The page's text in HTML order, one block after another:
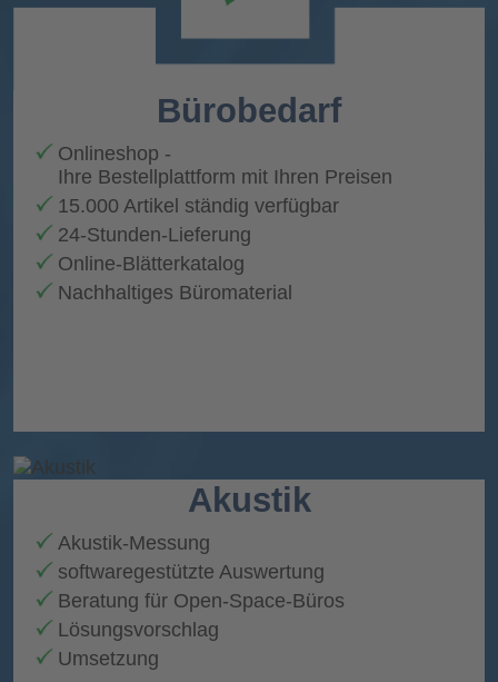
Bürobedarf
Onlineshop -
Ihre Bestellplattform mit Ihren Preisen
15.000 Artikel ständig verfügbar
24-Stunden-Lieferung
Online-Blätterkatalog
Nachhaltiges Büromaterial
Akustik
Akustik-Messung
softwaregestützte Auswertung
Beratung für Open-Space-Büros
Lösungsvorschlag
Umsetzung